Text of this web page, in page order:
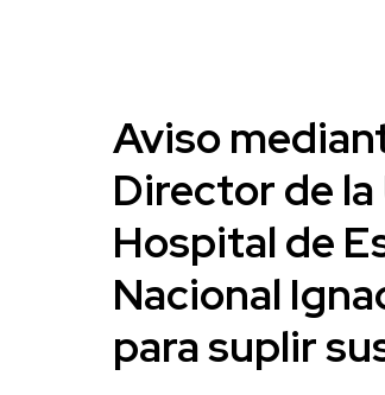
Aviso
Director de
Hospital de
Nacional
para suplir